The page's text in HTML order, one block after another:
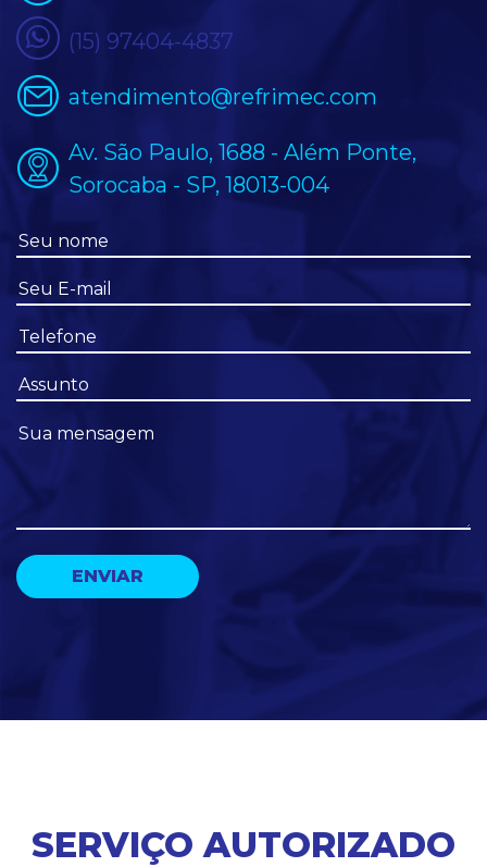
(15) 97404-4837
atendimento@refrimec.com
Av. São Paulo, 1688 - Além Ponte,
Sorocaba - SP, 18013-004
SERVIÇO AUTORIZADO